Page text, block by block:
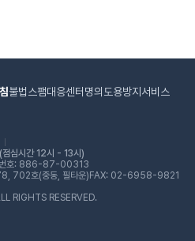
불법스팸대응센터 명의도용방지서비스
심시간 12시 - 13시)
번호: 886-87-00313
702호(중동, 필타운) FAX: 02-6958-9821
RIGHTS RESERVED.